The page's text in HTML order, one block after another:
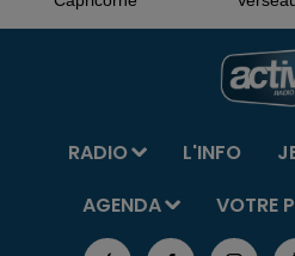
RADIO L'INFO
AGENDA
VOTRE